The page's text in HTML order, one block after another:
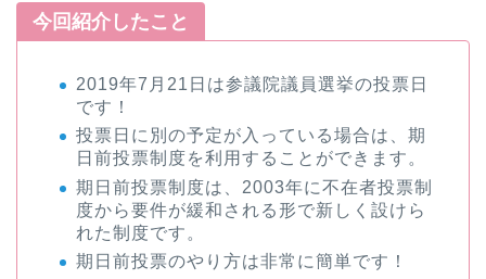
今回紹介したこと
2019年7月21日は参議院議員選挙の投票日
です！
投票日に別の予定が入っている場合は、期
日前投票制度を利用することができます。
期日前投票制度は、2003年に不在者投票制
度から要件が緩和される形で新しく設けら
れた制度です。
期日前投票のやり方は非常に簡単です！